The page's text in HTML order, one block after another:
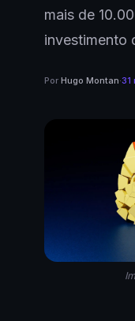
mais de
investimento
Por Hugo Montan·31